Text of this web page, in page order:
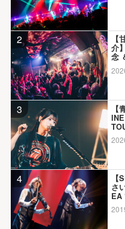
2
介
念
3
4
さ
EA